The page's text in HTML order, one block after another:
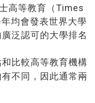
高等教育（Times
均會發表世界大學
泛認可的大學排名
比較高等教育機構
不同，因此通常兩